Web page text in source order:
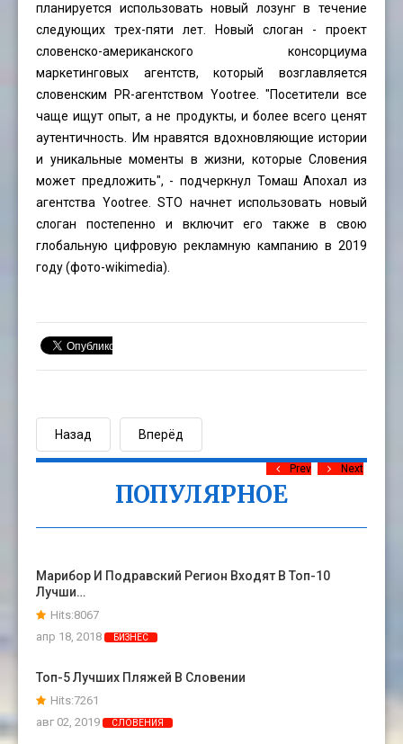
планируется использовать новый лозунг в течение
следующих трех-пяти лет. Новый слоган - проект
словенско-американского консорциума
маркетинговых агентств, который возглавляется
словенским PR-агентством Yootree. "Посетители все
чаще ищут опыт, а не продукты, и более всего ценят
аутентичность. Им нравятся вдохновляющие истории
и уникальные моменты в жизни, которые Словения
может предложить", - подчеркнул Томаш Апохал из
агентства Yootree. STO начнет использовать новый
слоган постепенно и включит его также в свою
глобальную цифровую рекламную кампанию в 2019
году (фото-wikimedia).
Назад Вперёд
ПОПУЛЯРНОЕ
Prev Next
Марибор И Подравский Регион Входят В Топ-10
Лучши…
Hits:8067
апр 18, 2018
БИЗНЕС
Топ-5 Лучших Пляжей В Словении
Hits:7261
авг 02, 2019
СЛОВЕНИЯ